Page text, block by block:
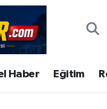
Haber Eğitim